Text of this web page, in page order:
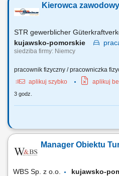
needs; Assist with the practical
Kierowca
STR gewerblicher
kujawsko-pomorskie
siedziba firmy: Niemcy
pracownik fizyczny / pracowniczka
aplikuj szybko
aplikuj
3 godz.
Twoje obowiązki Przeprowadzanie
(silos/cysterna) Utrzymanie pojazdu
Manager Obiektu
WBS Sp. z o.o. kujawsko-